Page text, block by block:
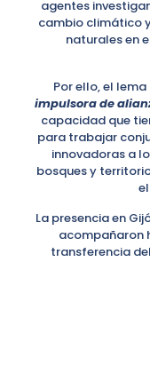
agentes
cambio climático
naturales en
Por ello, el lema
impulsora de
capacidad que
para trabajar
innovadoras a
bosques y
La presencia en
acompañaron
transferencia